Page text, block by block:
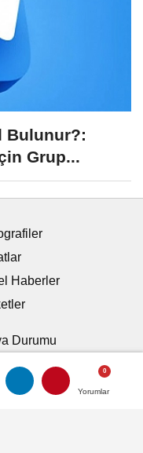
Yorumlar
Yorumlar
Bulunur?:
Grup...
Haberler
Durumu
Eczaneler
Vakitleri